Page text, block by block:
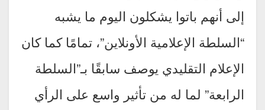
إلى أنهم باتوا يشكلون اليوم ما يشبه
“السلطة الإعلامية الأونلاين”، تمامًا كما كان
الإعلام التقليدي يوصف سابقًا بـ”السلطة
الرابعة” لما له من تأثير واسع على الرأي